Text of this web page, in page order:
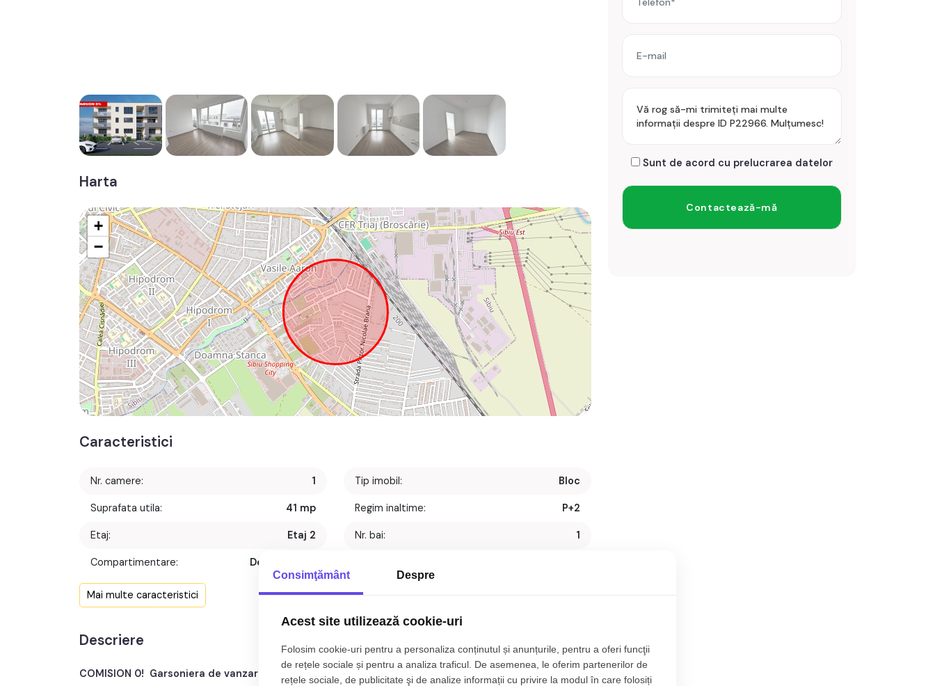
Harta
+
−
Caracteristici
Nr. camere: 1
Suprafata utila: 41 mp
Etaj: Etaj 2
Compartimentare: Decomandat
Tip imobil: Bloc
Regim inaltime: P+2
Nr. bai: 1
Confort: 1
1
Nr. balcoane:
Nr. parcari:
An constructie:
Structura: Beton
Mai multe caracteristici
Descriere
COMISION 0! Garsoniera de vanzare , decomandat, 41 mp, zona Selimbar, Sibiu.
Sunt de acord cu prelucrarea datelor
Consimţământ Despre
Acest site utilizează cookie-uri
Folosim cookie-uri pentru a personaliza conținutul și anunțurile, pentru a oferi funcţii
de rețele sociale și pentru a analiza traficul. De asemenea, le oferim partenerilor de
rețele sociale, de publicitate şi de analize informații cu privire la modul în care folosiți